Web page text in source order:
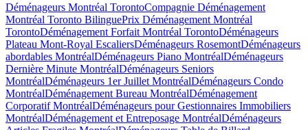
Déménageurs Montréal TorontoCompagnie Déménagement
Montréal Toronto BilinguePrix Déménagement Montréal
TorontoDéménagement Forfait Montréal TorontoDéménageurs
Plateau Mont-Royal EscaliersDéménageurs RosemontDéménageurs
abordables MontréalDéménageurs Piano MontréalDéménageurs
Dernière Minute MontréalDéménageurs Seniors
MontréalDéménageurs 1er Juillet MontréalDéménageurs Condo
MontréalDéménagement Bureau MontréalDéménagement
Corporatif MontréalDéménageurs pour Gestionnaires Immobiliers
MontréalDéménagement et Entreposage MontréalDéménageurs